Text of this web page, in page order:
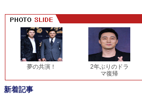
夢の共演！
2年ぶりのドラ
マ復帰
新着記事